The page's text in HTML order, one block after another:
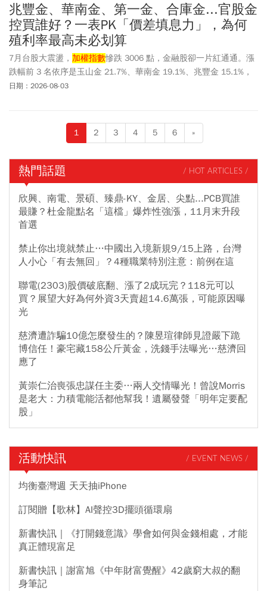
兆豐金、華南金、第一金、合庫金...官股金
控買誰好？一表PK「價差填息力」，為何
殖利率最高未必划算
7月台股大震盪， 加權指數慘跌 3006 點，金融股卻一片紅通通。漲
跌幅前 3 名依序是玉山金 21.7%、華南金 19.1%、兆豐金 15.1%，
其中官股金控就包辦 2 檔，表現驚人。部落客棒棒的理財失控週記
控除息旺季登場，兆豐金、華南金、第一金與合庫金存股到底該怎
麼選？殖利率高達 5.4% 的合庫金真的可以買嗎？棒棒點名「華南金
堪稱「價差＋填息」雙冠王！ 對存股族而言，殖利率高低並非唯一
標準，還要同步比較填息能力與總報酬，才能找出真正適合自己的
存股標的。
日期：2026-08-03
1 2 3 4 5 6 »
熱門話題 / HOT ARTICLES /
欣興、南電、景碩、臻鼎-KY、金居、尖點...PCB買誰
最賺？杜金龍點名「這檔」爆炸性強漲，11月末升段
首選
禁止你出境就禁止…中國出入境新規9/15上路，台灣
人小心「有去無回」？4種職業特別注意：前例在這
聯電(2303)股價破底翻、漲了2成玩完？118元可以
買？展望大好為何外資3天賣超14.6萬張，可能原因曝
光
慈濟遭詐騙10億怎麼發生的？陳昱瑄律師見證嚴下跪
博信任！豪宅藏158公斤黃金，洗錢手法曝光…慈濟回
應了
黃崇仁治喪張忠謀任主委…兩人交情曝光！曾說Morris
是老大：力積電能活都他幫我！遺屬發聲「明年定要配
股」
活動快訊 / EVENT NEWS /
均衡臺灣週 天天抽iPhone
訂閱贈【歌林】AI聲控3D擺頭循環扇
新書快訊｜《打開錢意識》學會如何與金錢相處，才能
真正體現富足
新書快訊｜謝富旭《中年財富覺醒》42歲窮大叔的翻
身筆記